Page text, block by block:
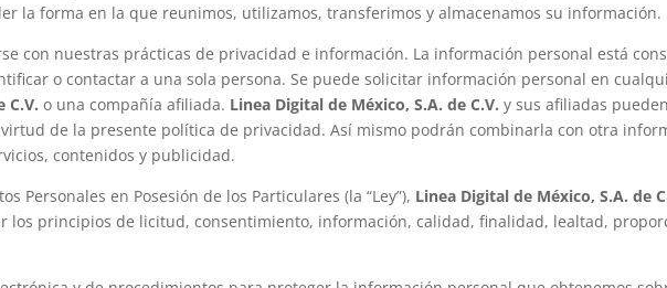
la forma en la que reunimos, utilizamos, transferimos y almacenamos su información.
con nuestras prácticas de privacidad e información. La información personal está
o contactar a una sola persona. Se puede solicitar información personal en
C.V. o una compañía afiliada. Linea Digital de México, S.A. de C.V. y sus afiliadas
de la presente política de privacidad. Así mismo podrán combinarla con otra
contenidos y publicidad.
Personales en Posesión de los Particulares (la “Ley”), Linea Digital de México, S.A. de
los principios de licitud, consentimiento, información, calidad, finalidad, lealtad,